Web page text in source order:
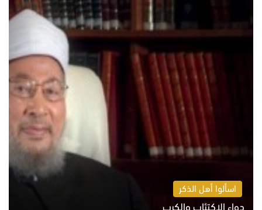
اسألوا أهل الذكر
دواء الاكتئاب والكرب